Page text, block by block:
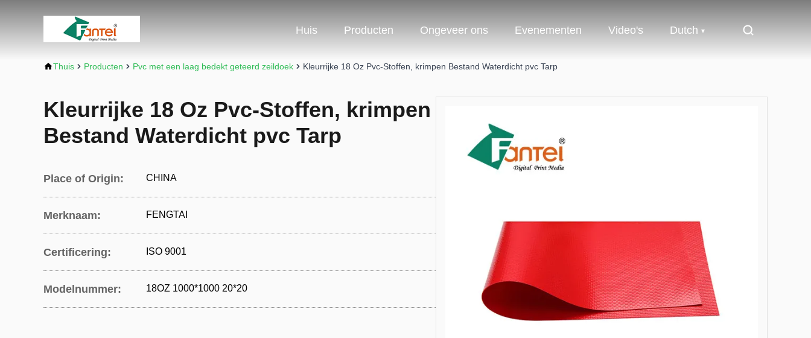
Huis Producten Ongeveer ons Evenementen Video's Dutch
Thuis Producten Pvc met een laag bedekt geteerd zeildoek Kleurrijke 18 Oz Pvc-Stoffen, krimpen Bestand Waterdicht pvc Tarp
Kleurrijke 18 Oz Pvc-Stoffen, krimpen
Bestand Waterdicht pvc Tarp
Place of Origin: CHINA
Merknaam: FENGTAI
Certificering: ISO 9001
Modelnummer: 18OZ 1000*1000 20*20